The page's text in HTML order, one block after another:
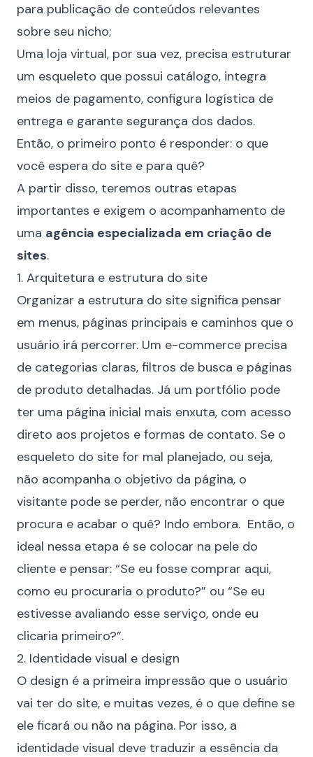
para publicação de conteúdos relevantes
sobre seu nicho;
Uma loja virtual, por sua vez, precisa estruturar
um esqueleto que possui catálogo, integra
meios de pagamento, configura logística de
entrega e garante segurança dos dados.
Então, o primeiro ponto é responder: o que
você espera do site e para quê?
A partir disso, teremos outras etapas
importantes e exigem o acompanhamento de
uma agência especializada em criação de
sites.
1. Arquitetura e estrutura do site
Organizar a estrutura do site significa pensar
em menus, páginas principais e caminhos que o
usuário irá percorrer. Um e-commerce precisa
de categorias claras, filtros de busca e páginas
de produto detalhadas. Já um portfólio pode
ter uma página inicial mais enxuta, com acesso
direto aos projetos e formas de contato. Se o
esqueleto do site for mal planejado, ou seja,
não acompanha o objetivo da página, o
visitante pode se perder, não encontrar o que
procura e acabar o quê? Indo embora. Então, o
ideal nessa etapa é se colocar na pele do
cliente e pensar: “Se eu fosse comprar aqui,
como eu procuraria o produto?” ou “Se eu
estivesse avaliando esse serviço, onde eu
clicaria primeiro?”.
2. Identidade visual e design
O design é a primeira impressão que o usuário
vai ter do site, e muitas vezes, é o que define se
ele ficará ou não na página. Por isso, a
identidade visual deve traduzir a essência da